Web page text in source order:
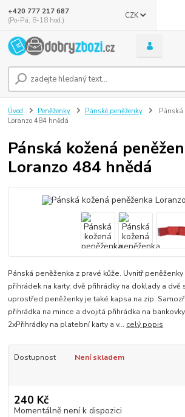
CZK
+420 777 217 687
(Po-Pá, 8-18 hod.)
Úvod Peněženky Pánské peněženky
Pánská
Loranzo 484 hnědá
Pánská kožená
Loranzo 484 hnědá
Pánská peněženka z pravé kůže. Uvnitř
přihrádek na karty, dvě přihrádky na doklady a dvě
uprostřed peněženky je také kapsa na zip.
přihrádka na mince a dvojitá přihrádka na
2xPřihrádky na platební karty a v... celý popis
Dostupnost Není skladem
240 Kč
Momentálně není k dispozici